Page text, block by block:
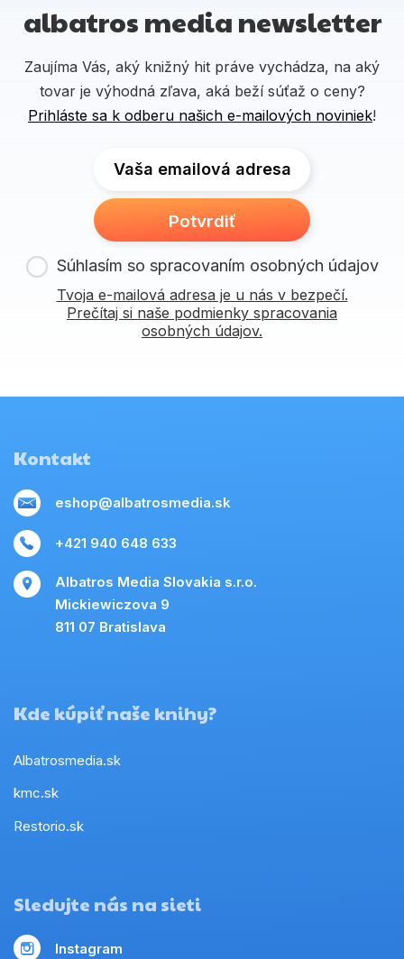
albatros media newsletter
Zaujíma Vás, aký knižný hit práve vychádza, na aký
tovar je výhodná zľava, aká beží súťaž o ceny?
Prihláste sa k odberu našich e-mailových noviniek!
Vaša emailová adresa
Potvrdiť
Súhlasím so spracovaním osobných údajov
Tvoja e-mailová adresa je u nás v bezpečí.
Prečítaj si naše podmienky spracovania
osobných údajov.
Kontakt
eshop@albatrosmedia.sk
+421 940 648 633
Albatros Media Slovakia s.r.o.
Mickiewiczova 9
811 07 Bratislava
Kde kúpiť naše knihy?
Albatrosmedia.sk
kmc.sk
Restorio.sk
Sledujte nás na sieti
Instagram